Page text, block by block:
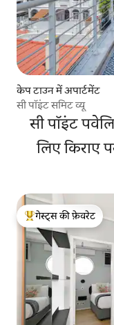
केप टाउन में अपार्टमेंट
सी पॉइंट समिट व्यू
सी पॉइंट
लिए किराए
गेस्ट्स का टॉप फ़ेवरेट
गेस्ट्स की फ़ेवरेट